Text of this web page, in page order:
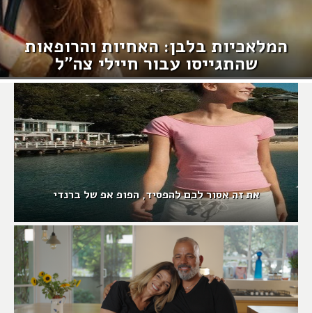
המלאכיות בלבן: האחיות והרופאות
שהתגייסו עבור חיילי צה"ל
את זה אסור לכם להפסיד, הפופ אפ של ברנדי